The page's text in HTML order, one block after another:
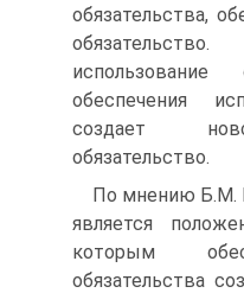
обязательства,
обеспечения
создает
обязательство.
По мнению Б.М.
является
которым
обязательства